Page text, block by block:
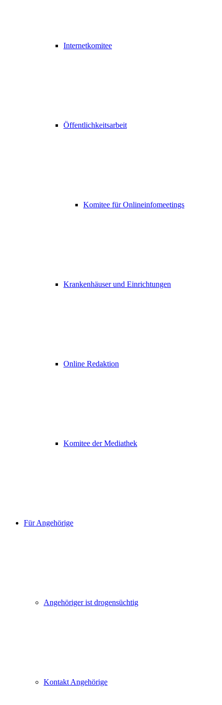
Internetkomitee
Öffentlichkeitsarbeit
Komitee für Onlineinfomeetings
Krankenhäuser und Einrichtungen
Online Redaktion
Komitee der Mediathek
Für Angehörige
Angehöriger ist drogensüchtig
Kontakt Angehörige